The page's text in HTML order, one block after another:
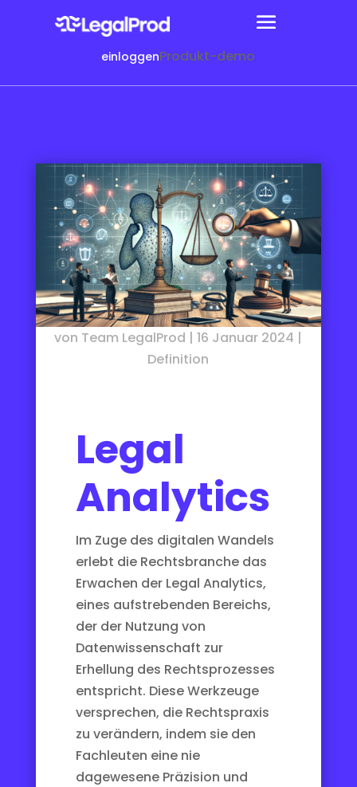
einloggenProdukt-demo
von Team LegalProd |16 Januar 2024 |
Definition
Legal
Analytics
Im Zuge des digitalen Wandels
erlebt die Rechtsbranche das
Erwachen der Legal Analytics,
eines aufstrebenden Bereichs,
der der Nutzung von
Datenwissenschaft zur
Erhellung des Rechtsprozesses
entspricht. Diese Werkzeuge
versprechen, die Rechtspraxis
zu verändern, indem sie den
Fachleuten eine nie
dagewesene Präzision und